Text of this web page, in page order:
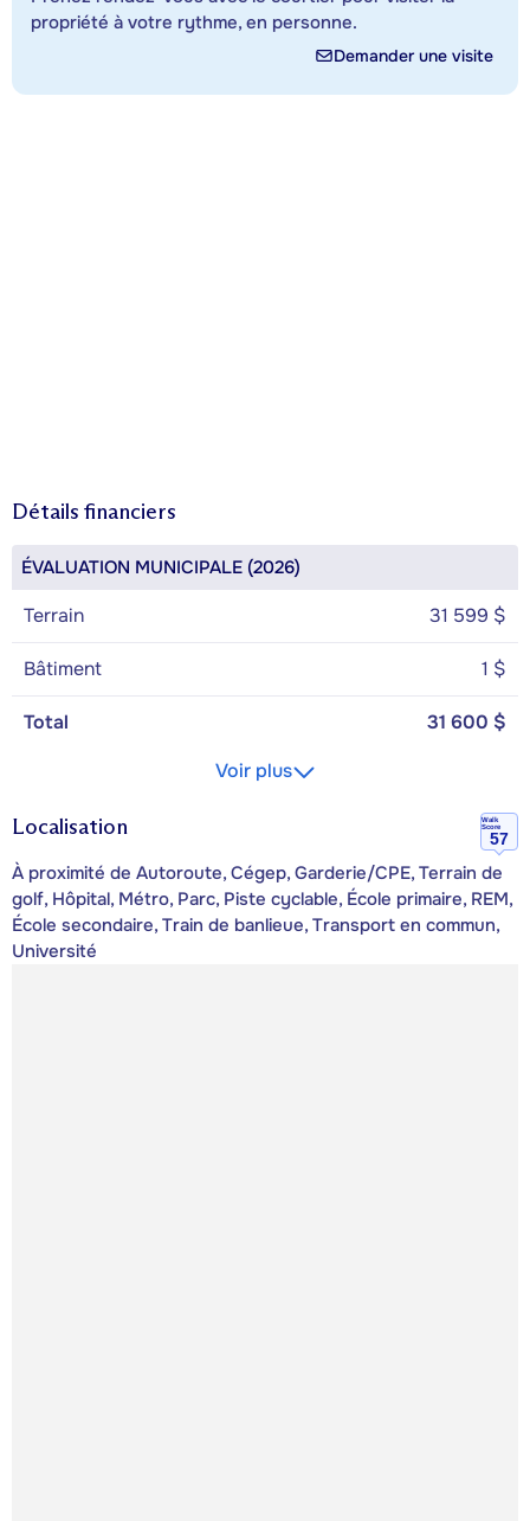
propriété à votre rythme, en personne.
Demander une visite
Détails financiers
ÉVALUATION MUNICIPALE (2026)
Terrain 31 599 $
Bâtiment 1 $
Total
31 600 $
Voir plus
Localisation
Walk
Score
57
À proximité de Autoroute, Cégep, Garderie/CPE, Terrain de
golf, Hôpital, Métro, Parc, Piste cyclable, École primaire, REM,
École secondaire, Train de banlieue, Transport en commun,
Université